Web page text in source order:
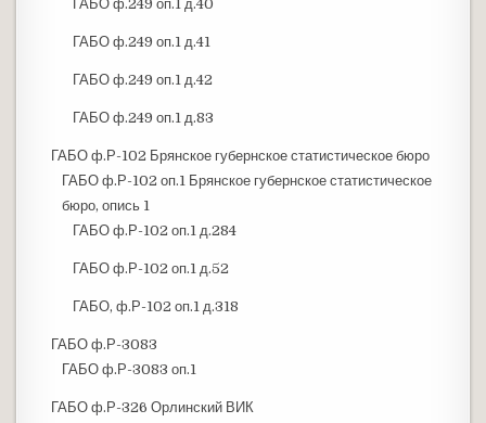
ГАБО ф.249 оп.1 д.40
ГАБО ф.249 оп.1 д.41
ГАБО ф.249 оп.1 д.42
ГАБО ф.249 оп.1 д.83
ГАБО ф.Р-102 Брянское губернское статистическое бюро
ГАБО ф.Р-102 оп.1 Брянское губернское статистическое
бюро, опись 1
ГАБО ф.Р-102 оп.1 д.284
ГАБО ф.Р-102 оп.1 д.52
ГАБО, ф.Р-102 оп.1 д.318
ГАБО ф.Р-3083
ГАБО ф.Р-3083 оп.1
ГАБО ф.Р-326 Орлинский ВИК